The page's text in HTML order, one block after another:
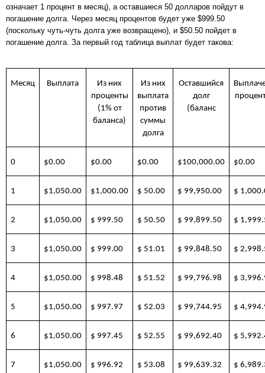
означает 1 процент в месяц), а оставшиеся 50 долларов пойдут в
погашение долга. Через месяц процентов будет уже $999.50
(поскольку чуть-чуть долга уже возвращено), и $50.50 пойдет в
погашение долга. За первый год таблица выплат будет такова:
Месяц Выплата
Из них
проценты
(1% от
баланса)
Из них
выплата
против
суммы
долга
Оставшийся
долг
(баланс
0 $0.00 $0.00 $0.00 $100,000.00 $0.00
1 $1,050.00 $1,000.00 $ 50.00 $ 99,950.00 $
2 $1,050.00 $ 999.50 $ 50.50 $ 99,899.50 $
3 $1,050.00 $ 999.00 $ 51.01 $ 99,848.50 $
4 $1,050.00 $ 998.48 $ 51.52 $ 99,796.98 $
5 $1,050.00 $ 997.97 $ 52.03 $ 99,744.95 $
6 $1,050.00 $ 997.45 $ 52.55 $ 99,692.40 $
7 $1,050.00 $ 996.92 $ 53.08 $ 99,639.32 $